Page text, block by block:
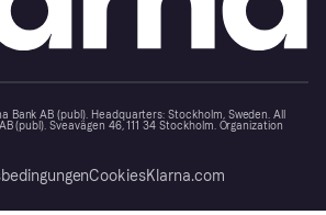
Bank AB (publ). Headquarters: Stockholm, Sweden. All
(publ). Sveavägen 46, 111 34 Stockholm. Organization
CookiesKlarna.com